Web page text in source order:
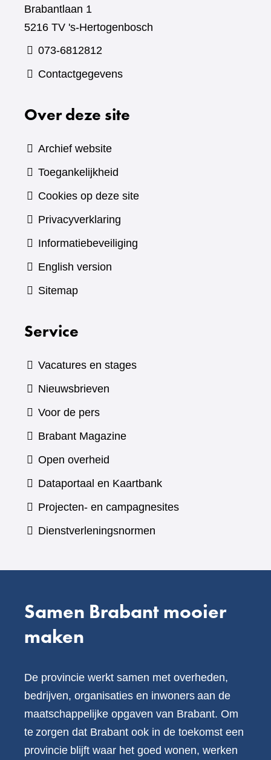
Brabantlaan 1
5216 TV 's-Hertogenbosch
073-6812812
Contactgegevens
Over deze site
Archief website
Toegankelijkheid
Cookies op deze site
Privacyverklaring
Informatiebeveiliging
English version
Sitemap
Service
Vacatures en stages
Nieuwsbrieven
Voor de pers
Brabant Magazine(verwijst
andere
website)
Open overheid
Dataportaal en Kaartbank(verwijst
naar
Projecten- en campagnesites
Dienstverleningsnormen
Samen Brabant mooier
maken
De provincie werkt samen met overheden,
bedrijven, organisaties en inwoners aan de
maatschappelijke opgaven van Brabant. Om
te zorgen dat Brabant ook in de toekomst een
provincie blijft waar het goed wonen, werken